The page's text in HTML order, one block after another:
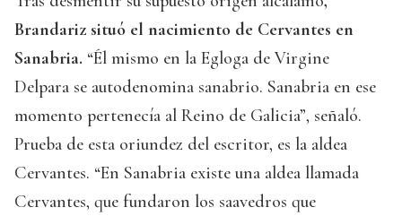
Brandariz situó el nacimiento de Cervantes en
Sanabria. “Él mismo en la Egloga de Virgine
Delpara se autodenomina sanabrio. Sanabria en ese
momento pertenecía al Reino de Galicia”, señaló.
Prueba de esta oriundez del escritor, es la aldea
Cervantes. “En Sanabria existe una aldea llamada
Cervantes, que fundaron los saavedros que